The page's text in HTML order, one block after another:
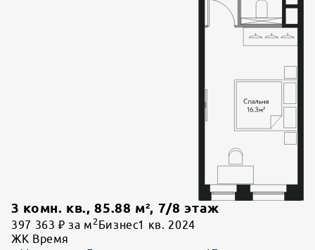
3 комн. кв., 85.88 м², 7/8 этаж
397 363 ₽ за м 2 Бизнес1 кв. 2024
ЖК Время